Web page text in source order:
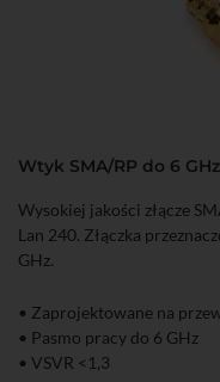
Wtyk SMA/RP do 6
Wysokiej jakości złącze
Lan 240. Złączka
GHz.
• Zaprojektowane na
• Pasmo pracy do 6 GHz
• VSVR <1,3